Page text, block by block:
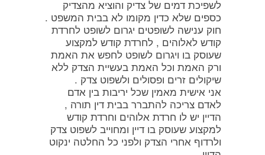
לשפיכת דמים של צדיק והוציא מהצדיק
כספים שלא כדין מקומו לא בבית המשפט .
חוק ענישה לשופטים יגרום לשופט לחרדת
קודש לאלוהים , לחרדת קודש למקצוע
שעוסק בו ויגרום לשופט לחפש את האמת
ורק האמת וכל האמת בעשיית הצדק ללא
שיקולים זרים ופסולים ולשפוט צדק .
אני אישית מאמין שכל יריבות בין אדם
לאדם צריכה להתברר בבית דין תורה ,
הדיין יש לו חרדת אלוהים וחרדת קודש
למקצוע שעוסק בו דיין ומחוייב לשפוט צדק
ולרדוף אחרי הצדק ולפני כל החלטה ינקוט